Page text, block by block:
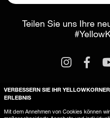
Teilen Sie uns Ihre
Rechtliche
VERBESSERN SIE IHR
ERLEBNIS
Mit dem Annehmen von Cookies können